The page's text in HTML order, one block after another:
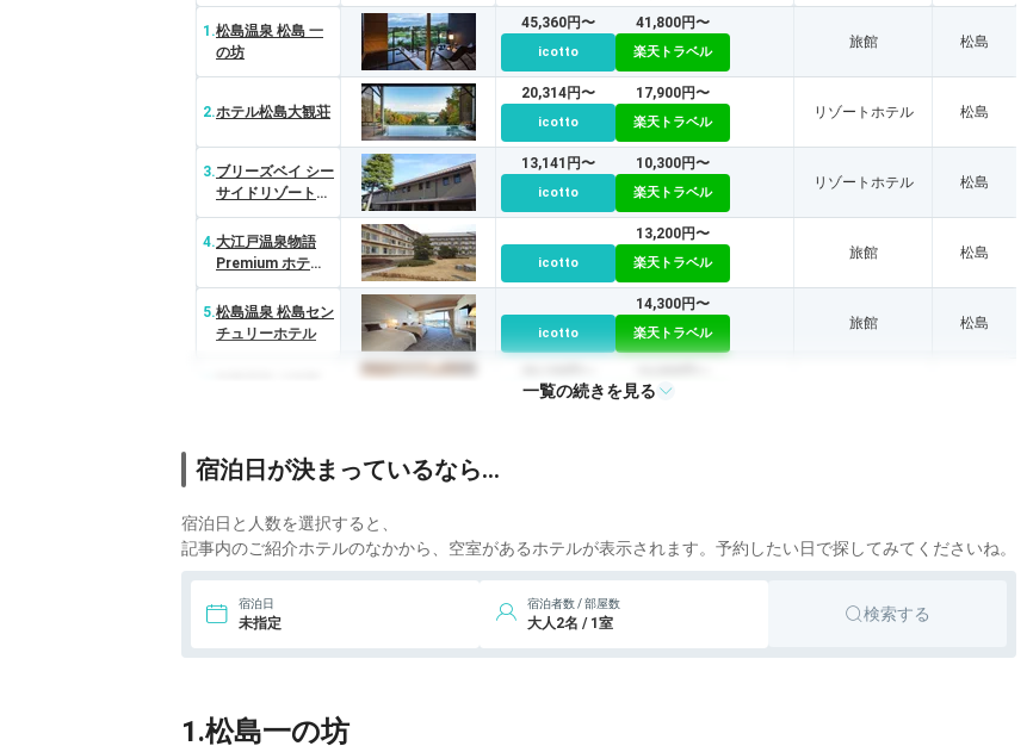
1.松島温泉 松島 一
の坊
45,360円〜
icotto
41,800円〜
楽天トラベル
旅館 松島
2.ホテル松島大観荘
20,314円〜
icotto
17,900円〜
楽天トラベル
リゾートホテル 松島
3.ブリーズベイ シー
サイドリゾート松
島（BBHホテルグ
ループ）
13,141円〜
icotto
10,300円〜
楽天トラベル
リゾートホテル 松島
4.大江戸温泉物語
Premium ホテル
壮観
icotto
13,200円〜
楽天トラベル
旅館 松島
5.松島温泉 松島セン
チュリーホテル
icotto
14,300円〜
楽天トラベル
旅館 松島
icotto 楽天トラベル
7.
日本三景 松島 花
ごころの湯 新富亭
8. ホテル浦嶋荘
icotto 楽天トラベル
9.松島佐勘 松庵
icotto
45,100円〜
旅館
一覧の続きを見る
宿泊日が決まっているなら…
宿泊日と人数を選択すると、
記事内のご紹介ホテルのなかから、空室があるホテルが表示されます。予約したい日で探してみてくださいね。
宿泊日
未指定
宿泊者数 / 部屋数
大人2名 / 1室 検索する
1.松島一の坊